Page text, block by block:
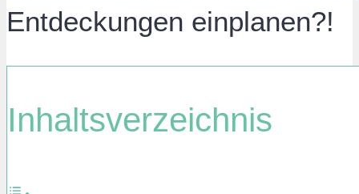
Entdeckungen einplanen?!
Inhaltsverzeichnis